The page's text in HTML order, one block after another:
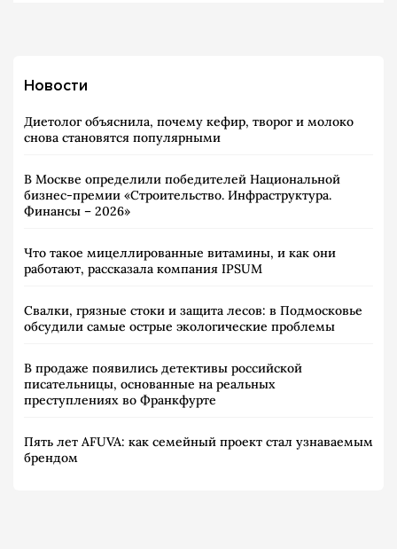
Новости
Диетолог объяснила, почему кефир, творог и молоко
снова становятся популярными
В Москве определили победителей Национальной
бизнес-премии «Строительство. Инфраструктура.
Финансы – 2026»
Что такое мицеллированные витамины, и как они
работают, рассказала компания IPSUM
Свалки, грязные стоки и защита лесов: в Подмосковье
обсудили самые острые экологические проблемы
В продаже появились детективы российской
писательницы, основанные на реальных
преступлениях во Франкфурте
Пять лет AFUVA: как семейный проект стал узнаваемым
брендом